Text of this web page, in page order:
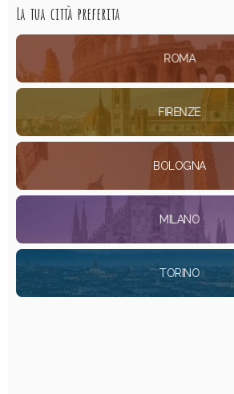
La tua città preferita
ROMA
FIRENZE
BOLOGNA
MILANO
TORINO